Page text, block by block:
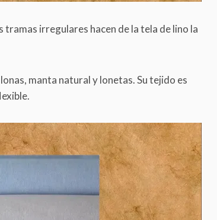
tramas irregulares hacen de la tela de lino la
manta natural y lonetas. Su tejido es